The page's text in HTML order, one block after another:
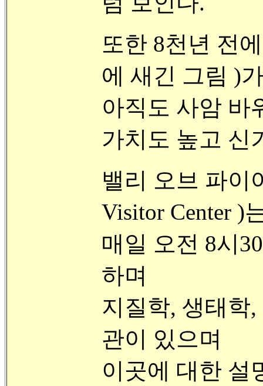
또한 8천년 전
에 새긴 그림 )
아직도 사암 바
가치도 높고 신
밸리 오브 파이
Visitor Center )
매일 오전 8시
하며
지질학, 생태학
관이 있으며
이곳에 대한 설